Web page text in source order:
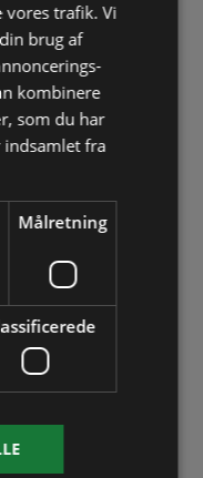
VI ER
Plastic Forum
GERMAN
vores trafik. Vi
brug af
kombinere
som du har
indsamlet fra
Målretning